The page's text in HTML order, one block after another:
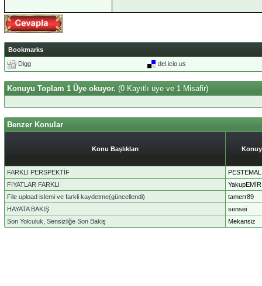
Bookmarks
Digg
del.icio.us
Konuyu Toplam 1 Üye okuyor. (0 Kayıtlı üye ve 1 Misafir)
Benzer Konular
Konu Başlıkları
FARKLI PERSPEKTİF
PESTEMAL
FİYATLAR FARKLI
YakupEMİR
File upload islemi ve farkli kaydetme(güncellendi)
tamerr89
HAYATA BAKIŞ
sensei
Son Yolculuk, Sensizliğe Son Bakiş
Mekansiz